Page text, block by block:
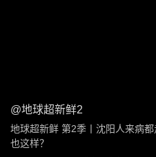
@地球超新鲜2
地球超新鲜 第2季丨沈阳人来病
也这样？